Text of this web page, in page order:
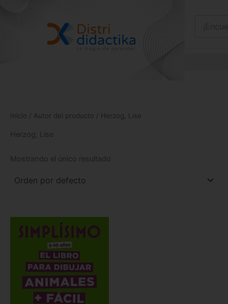
Inicio / Autor del producto / Herzog, Lise
Herzog, Lise
Mostrando el único resultado